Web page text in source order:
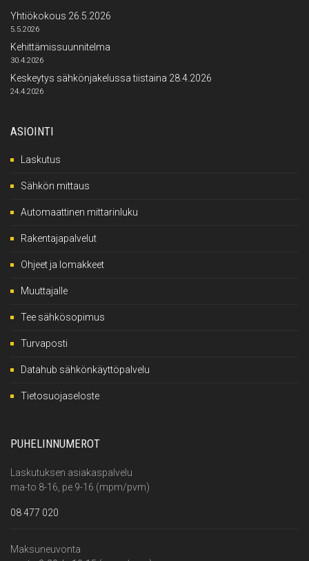
Yhtiökokous 26.5.2026
5.5.2026
Kehittämissuunnitelma
30.4.2026
Keskeytys sähkönjakelussa tiistaina 28.4.2026
24.4.2026
ASIOINTI
Laskutus
Sähkön mittaus
Automaattinen mittarinluku
Rakentajapalvelut
Ohjeet ja lomakkeet
Muuttajalle
Tee sähkösopimus
Turvaposti
Datahub sähkönkäyttöpalvelu
Tietosuojaseloste
PUHELINNUMEROT
Laskutuksen asiakaspalvelu
ma-to 8-16, pe 9-16 (mpm/pvm)
08 477 020
Maksuneuvonta